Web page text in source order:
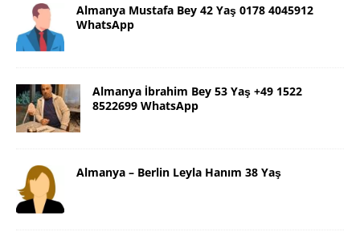
Almanya Mustafa Bey 42 Yaş 0178 4045912
WhatsApp
Almanya İbrahim Bey 53 Yaş +49 1522
8522699 WhatsApp
Almanya – Berlin Leyla Hanım 38 Yaş